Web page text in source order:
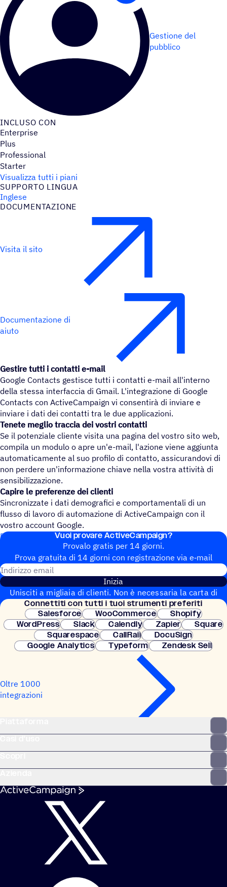
Gestione del
pubblico
INCLUSO CON
Enterprise
Plus
Professional
Starter
Visualizza tutti i piani
SUPPORTO LINGUA
Inglese
DOCU­MEN­TA­ZIONE
Visita il sito
Documentazione di
aiuto
Gestire tutti i contatti e-mail
Google Contacts gestisce tutti i contatti e-mail all'interno
della stessa interfaccia di Gmail. L'integrazione di Google
Contacts con ActiveCampaign vi consentirà di inviare e
inviare i dati dei contatti tra le due applicazioni.
Tenete meglio traccia dei vostri contatti
Se il potenziale cliente visita una pagina del vostro sito web,
compila un modulo o apre un'e-mail, l'azione viene aggiunta
automaticamente al suo profilo di contatto, assicurandovi di
non perdere un'informazione chiave nella vostra attività di
sensibilizzazione.
Capire le preferenze dei clienti
Sincronizzate i dati demografici e comportamentali di un
flusso di lavoro di automazione di ActiveCampaign con il
vostro account Google.
Disconnettere i contatti Google da ActiveCampaign
Vuoi provare ActiveCampaign?
Provalo gratis per 14 giorni.
Prova gratuita di 14 giorni con regi­stra­zione via e‑mail
Inizia
Unisciti a migliaia di clienti. Non è necessaria la carta di
credito. Configurazione istantanea.
Connet­titi con tutti i tuoi strumenti preferiti
Salesforce
WooCommerce
Shopify
WordPress
Slack Calendly Zapier
Square
Squarespace
CallRail
DocuSign
Google Analytics
Typeform Zendesk Sell
Oltre 1000
integrazioni